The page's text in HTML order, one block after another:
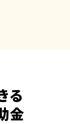
る
金